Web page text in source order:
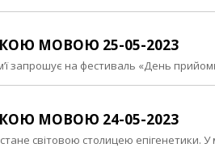
МОВОЮ 25-05-2023
запрошує на фестиваль «День
МОВОЮ 24-05-2023
світовою столицею епігенетики. У